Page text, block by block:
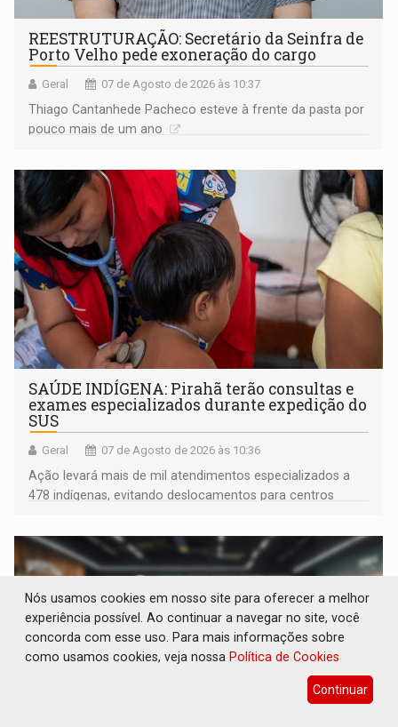
REESTRUTURAÇÃO: Secretário da Seinfra de
Porto Velho pede exoneração do cargo
Geral 07 de Agosto de 2026 às 10:37
Thiago Cantanhede Pacheco esteve à frente da pasta por
pouco mais de um ano
SAÚDE INDÍGENA: Pirahã terão consultas e
exames especializados durante expedição do
SUS
Geral 07 de Agosto de 2026 às 10:36
Ação levará mais de mil atendimentos especializados a
478 indígenas, evitando deslocamentos para centros
Nós usamos cookies em nosso site para oferecer a melhor
experiência possível. Ao continuar a navegar no site, você
concorda com esse uso. Para mais informações sobre
como usamos cookies, veja nossa Política de Cookies
Continuar